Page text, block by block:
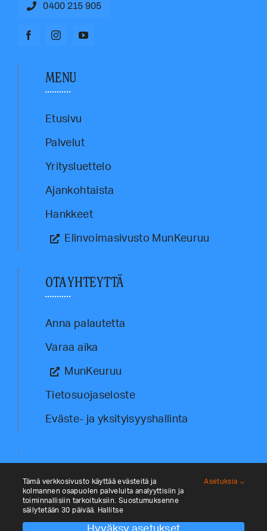
0400 215 905
MENU
Etusivu
Palvelut
Yritysluettelo
Ajankohtaista
Hankkeet
Elinvoimasivusto MunKeuruu
OTA YHTEYTTÄ
Anna palautetta
Varaa aika
MunKeuruu
Tietosuojaseloste
Eväste- ja yksityisyyshallinta
Tämä verkkosivusto käyttää evästeitä ja
kolmannen osapuolen palveluita analyyttisiin ja
toiminnallisiin tarkoituksiin. Suostumuksenne
säilytetään 30 päivää. Hallitse
Asetuksia